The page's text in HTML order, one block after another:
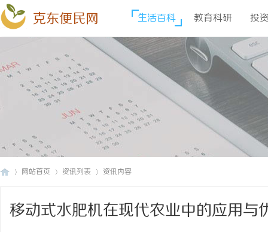
克东便民网 生活百科 教育科研 投
网站首页 资讯列表 资讯内容
移动式水肥机在现代农业中的应用与